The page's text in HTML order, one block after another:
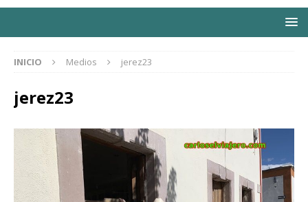
INICIO Medios jerez23
jerez23